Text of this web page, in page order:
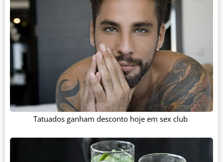
Tatuados ganham desconto hoje em sex club